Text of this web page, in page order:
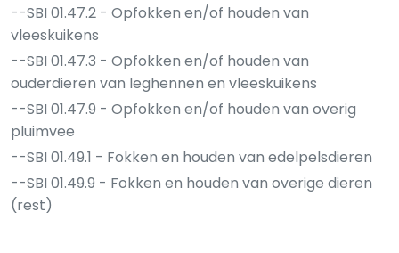
--SBI 01.47.2 - Opfokken en/of houden van
vleeskuikens
--SBI 01.47.3 - Opfokken en/of houden van
ouderdieren van leghennen en vleeskuikens
--SBI 01.47.9 - Opfokken en/of houden van overig
pluimvee
--SBI 01.49.1 - Fokken en houden van edelpelsdieren
--SBI 01.49.9 - Fokken en houden van overige dieren
(rest)